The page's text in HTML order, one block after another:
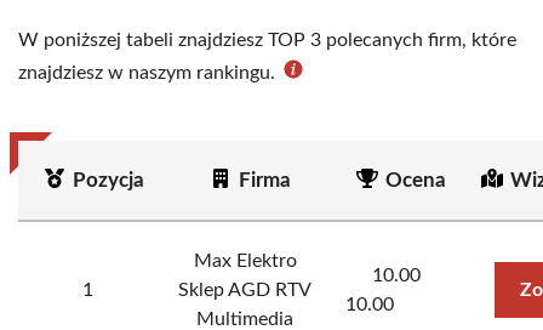
W poniższej tabeli znajdziesz TOP 3 polecanych firm, które
znajdziesz w naszym rankingu.
Pozycja Firma Ocena
1
Max Elektro
Sklep AGD RTV
Multimedia
10.00
10.00